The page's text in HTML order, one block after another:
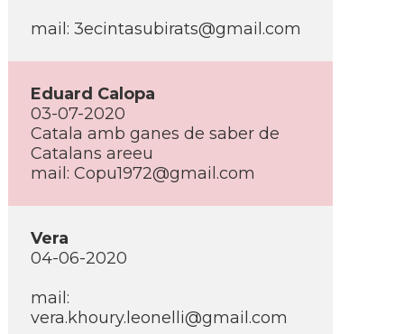
mail: 3ecintasubirats@gmail.com
Eduard Calopa
03-07-2020
Catala amb ganes de saber de
Catalans areeu
mail: Copu1972@gmail.com
Vera
04-06-2020
mail:
vera.khoury.leonelli@gmail.com